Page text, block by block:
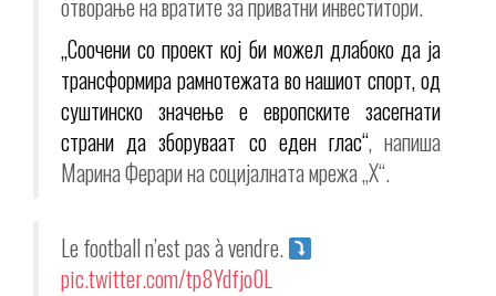
„Соочени со проект кој би можел длабоко да ја
трансформира рамнотежата во нашиот спорт, од
суштинско значење е европските засегнати
страни да зборуваат со еден глас“, напиша
Марина Ферари на социјалната мрежа „X“.
Le football n’est pas à vendre.
pic.twitter.com/tp8Ydfjo0L